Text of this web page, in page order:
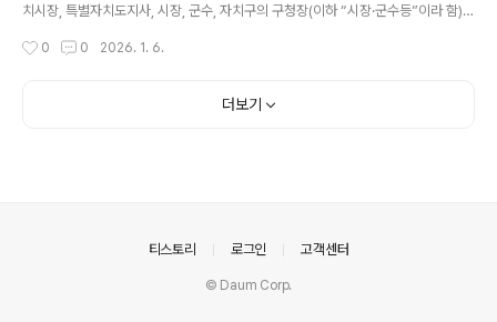
포함되는지 여부 [법제처 25-0879]
치시장, 특별자치도지사, 시장, 군수, 자치구의 구청장(이하 “시장·군수등”이라 함)은
법”이라 함) 제27조 또는 「시설물의 안전 및 유지관리에 관한 특별법」(이하 “시설물
하게 정비사업을 시행할 필요가 있다고 인정하는 때’(제1호) 등에 해당하는 때에는
0 0 2026. 1. 6.
더보기
티스토리 로그인 고객센터
© Daum Corp.